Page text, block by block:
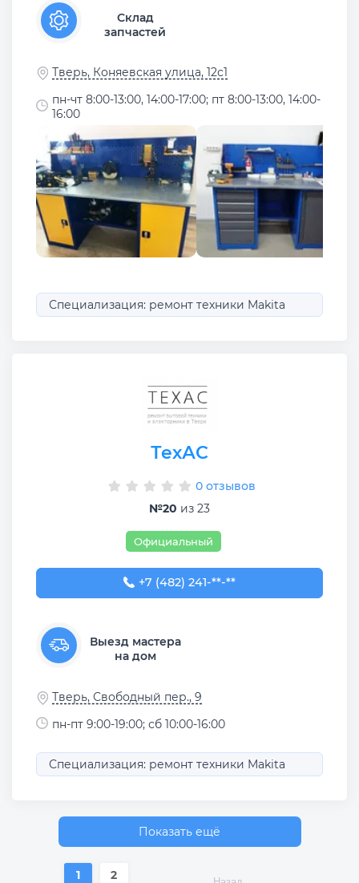
Склад
запчастей
Тверь, Коняевская улица, 12с1
пн-чт 8:00-13:00, 14:00-17:00; пт 8:00-13:00, 14:00-
16:00
Специализация: ремонт техники Makita
ТехАС
0 отзывов
№20 из 23
Официальный
+7 (482) 241-52-05
+7 (482) 241-**-**
Выезд мастера
на дом
Тверь, Свободный пер., 9
пн-пт 9:00-19:00; сб 10:00-16:00
Специализация: ремонт техники Makita
Показать ещё
1 2